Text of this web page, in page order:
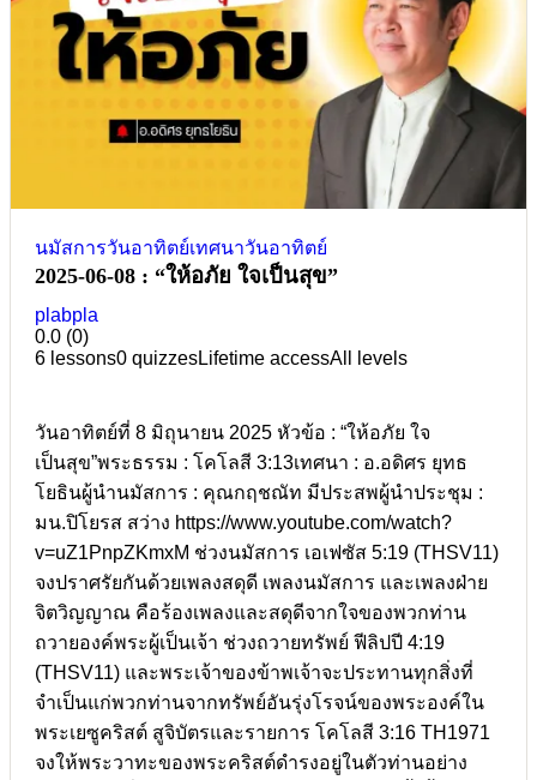
นมัสการวันอาทิตย์เทศนาวันอาทิตย์
2025-06-08 : “ให้อภัย ใจเป็นสุข”
plabpla
0.0 (0)
6 lessons0 quizzesLifetime accessAll levels
วันอาทิตย์ที่ 8 มิถุนายน 2025 หัวข้อ : “ให้อภัย ใจ
เป็นสุข”พระธรรม : โคโลสี 3:13เทศนา : อ.อดิศร ยุทธ
โยธินผู้นำนมัสการ : คุณกฤชณัท มีประสพผู้นำประชุม :
มน.ปิโยรส สว่าง https://www.youtube.com/watch?
v=uZ1PnpZKmxM ช่วงนมัสการ เอเฟซัส 5:19 (THSV11)
จงปราศรัยกันด้วยเพลงสดุดี เพลงนมัสการ และเพลงฝ่าย
จิตวิญญาณ คือร้องเพลงและสดุดีจากใจของพวกท่าน
ถวายองค์พระผู้เป็นเจ้า ช่วงถวายทรัพย์ ฟีลิปปี 4:19
(THSV11) และพระเจ้าของข้าพเจ้าจะประทานทุกสิ่งที่
จำเป็นแก่พวกท่านจากทรัพย์อันรุ่งโรจน์ของพระองค์ใน
พระเยซูคริสต์ สูจิบัตรและรายการ โคโลสี 3:16 TH1971
จงให้พระวาทะของพระคริสต์ดำรงอยู่ในตัวท่านอย่าง